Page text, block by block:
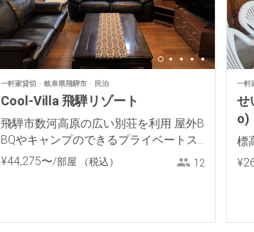
一軒家貸切 岐阜県飛騨市 民泊
Cool-Villa 飛騨リゾート
飛騨市数河高原の広い別荘を利用 屋外B
BQやキャンプのできるプライベートス
ペースもあるヴィラ
¥44,275〜/部屋 （税込） 12
一軒
せ
o)
標
¥